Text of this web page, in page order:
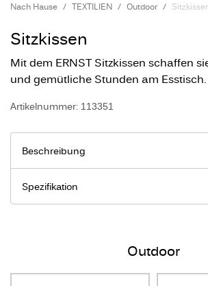
Nach Hause TEXTILIEN Outdoor
Sitzkissen
Mit dem ERNST Sitzkissen schaffen
und gemütliche Stunden am Esstisch.
Artikelnummer: 113351
Beschreibung
Spezifikation
Outdoor